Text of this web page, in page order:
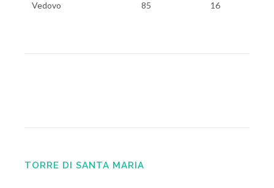
Vedovo 85 16
TORRE DI SANTA MARIA